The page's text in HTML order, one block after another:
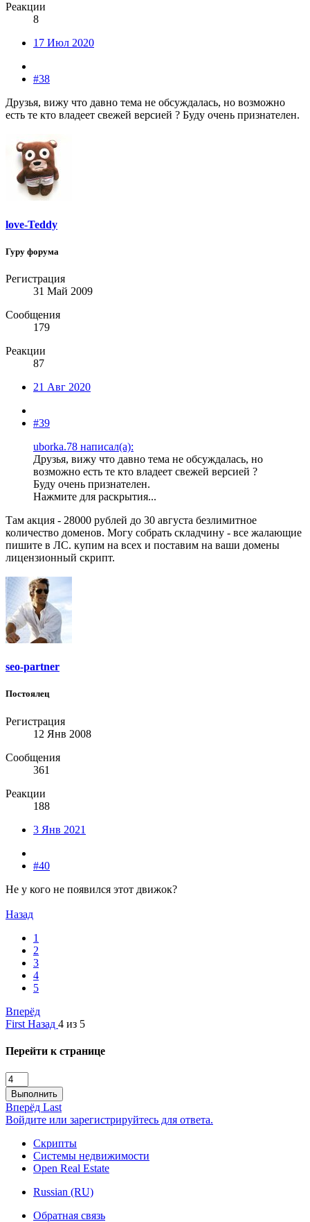
Реакции
8
17 Июл 2020
#38
Друзья, вижу что давно тема не обсуждалась, но возможно
есть те кто владеет свежей версией ? Буду очень признателен.
love-Teddy
Гуру форума
Регистрация
31 Май 2009
Сообщения
179
Реакции
87
21 Авг 2020
#39
uborka.78 написал(а):
Друзья, вижу что давно тема не обсуждалась, но
возможно есть те кто владеет свежей версией ?
Буду очень признателен.
Нажмите для раскрытия...
Там акция - 28000 рублей до 30 августа безлимитное
количество доменов. Могу собрать складчину - все жалающие
пишите в ЛС. купим на всех и поставим на ваши домены
лицензионный скрипт.
seo-partner
Постоялец
Регистрация
12 Янв 2008
Сообщения
361
Реакции
188
3 Янв 2021
#40
Не у кого не появился этот движок?
Назад
1
2
3
4
5
Вперёд
First Назад 4 из 5
Перейти к странице
Выполнить
Вперёд Last
Войдите или зарегистрируйтесь для ответа.
Скрипты
Системы недвижимости
Open Real Estate
Russian (RU)
Обратная связь